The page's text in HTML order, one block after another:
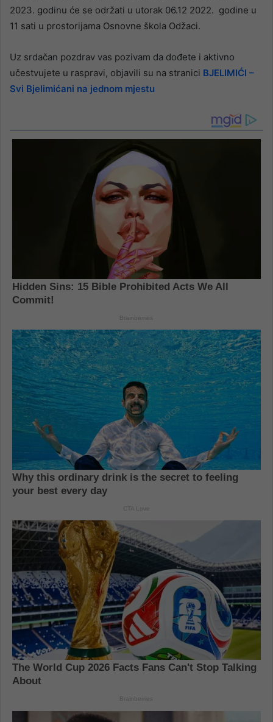
2023. godinu će se održati u utorak 06.12 2022. godine u
11 sati u prostorijama Osnovne škola Odžaci.
Uz srdačan pozdrav vas pozivam da dođete i aktivno
učestvujete u raspravi, objavili su na stranici BJELIMIĆI –
Svi Bjelimićani na jednom mjestu